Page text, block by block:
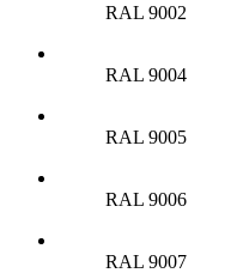
RAL 9002
RAL 9004
RAL 9005
RAL 9006
RAL 9007